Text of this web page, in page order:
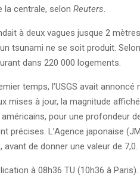
la centrale, selon Reuters.
à deux vagues jusque 2
tsunami ne se soit produit.
dans 220 000 logements.
temps, l’USGS avait
mises à jour, la magnitude
pour une profondeur
précises. L’Agence japonaise
avant de donner une valeur de 7,0.
à 08h36 TU (10h36 à